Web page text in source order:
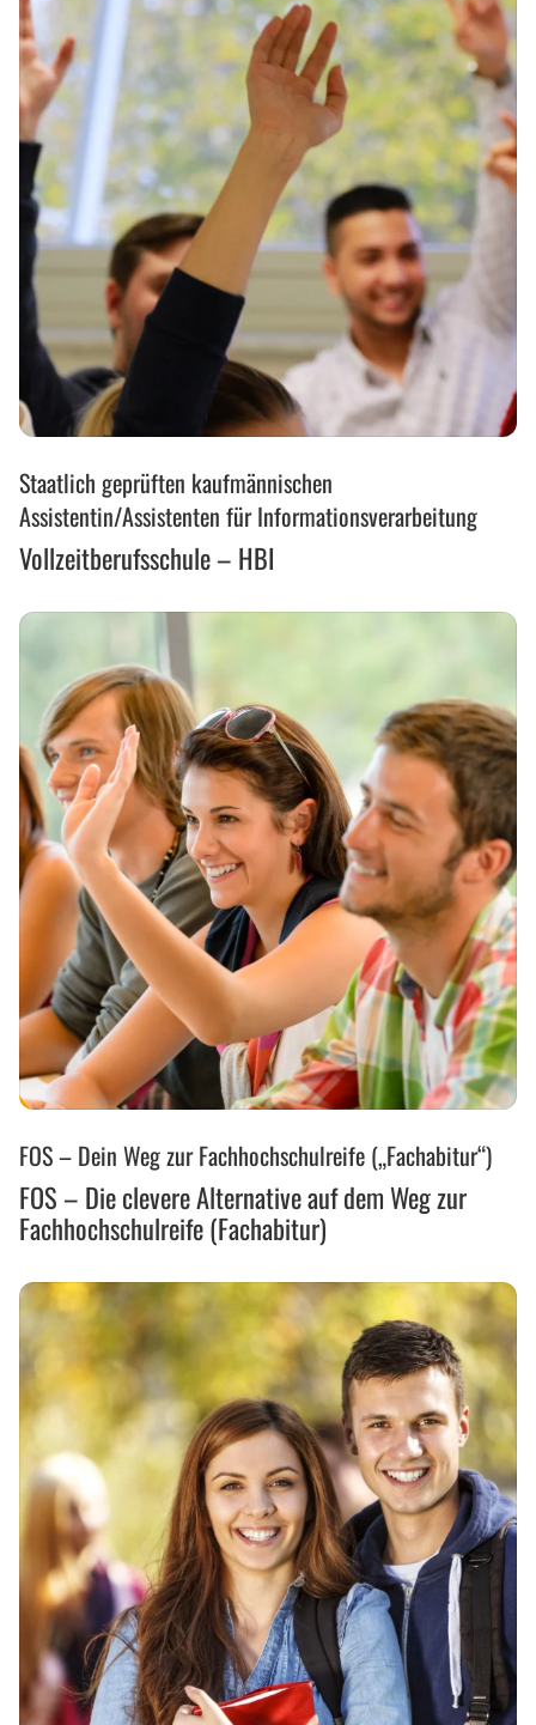
–
HBI
Staatlich geprüften kaufmännischen
Assistentin/Assistenten für Informationsverarbeitung
Vollzeitberufsschule – HBI
–
Die
clevere
Alternative
dem
Fachhochschulreife
(Fachabitur)
FOS – Dein Weg zur Fachhochschulreife („Fachabitur“)
FOS – Die clevere Alternative auf dem Weg zur
Fachhochschulreife (Fachabitur)